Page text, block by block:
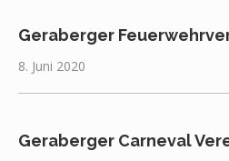
Geraberger
8. Juni 2020
Geraberger Carneval